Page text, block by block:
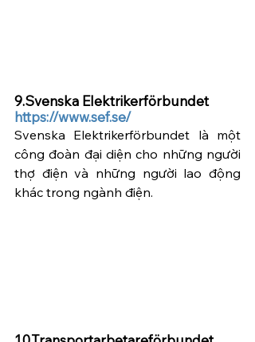
9.Svenska Elektrikerförbundet
https://www.sef.se/
Svenska Elektrikerförbundet là một
công đoàn đại diện cho những người
thợ điện và những người lao động
khác trong ngành điện.